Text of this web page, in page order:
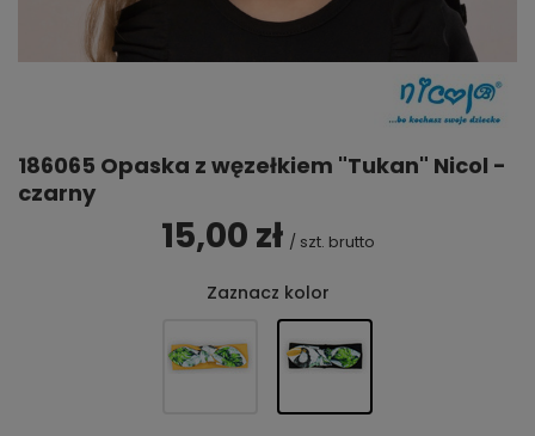
186065 Opaska z węzełkiem "Tukan" Nicol -
czarny
15,00 zł / szt. brutto
Zaznacz kolor